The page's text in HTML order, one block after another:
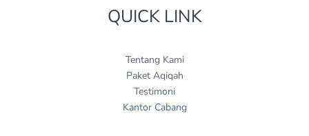
QUICK LINK
Tentang Kami
Paket Aqiqah
Testimoni
Kantor Cabang